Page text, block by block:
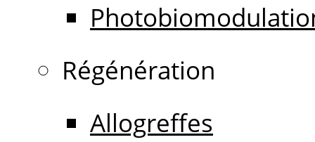
Régénération
Allogreffes